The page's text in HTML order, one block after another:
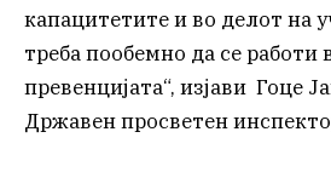
капацитетите и во делот на
треба пообемно да се работи
превенцијата“, изјави Гоце
Државен просветен